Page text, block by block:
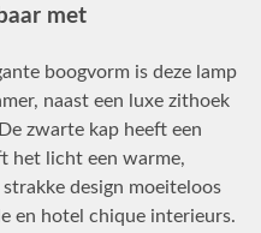
met
boogvorm is deze lamp
naast een luxe zithoek
zwarte kap heeft een
het licht een warme,
design moeiteloos
en hotel chique interieurs.